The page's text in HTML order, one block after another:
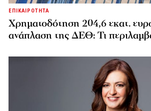
ΕΠΙΚΑΙΡΟΤΗΤΑ
Χρηματοδότηση 204,6 εκατ.
ανάπλαση της ΔΕΘ: Τι